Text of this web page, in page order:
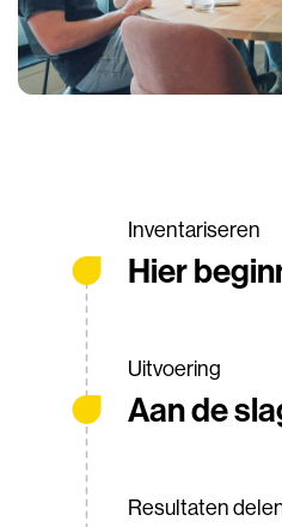
Inventariseren
Hier
Uitvoering
Aan de
Resultaten